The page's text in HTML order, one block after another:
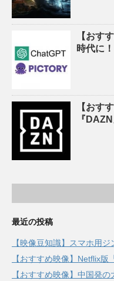
【おす
時代に
【おす
『DAZN
最近の投稿
【映像豆知識】スマホ用
【おすすめ映像】Netflix版
【おすすめ映像】中国発